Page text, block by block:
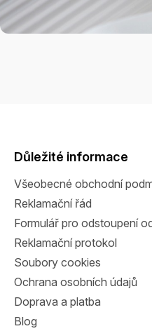
Důležité informace
Všeobecné obchodní
Reklamační řád
Formulář pro odstoupení
Reklamační protokol
Soubory cookies
Ochrana osobních údajů
Doprava a platba
Blog